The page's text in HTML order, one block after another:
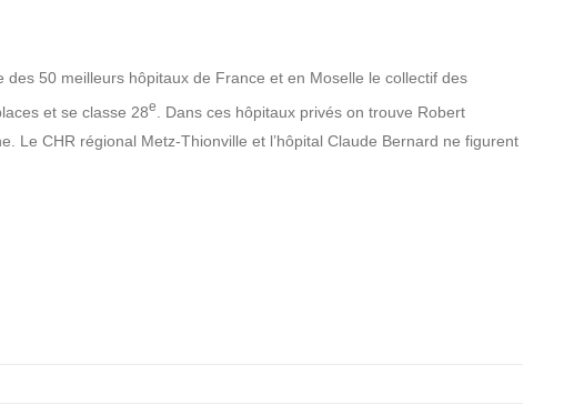
des 50 meilleurs hôpitaux de France et en Moselle le collectif des
et se classe 28e
. Dans ces hôpitaux privés on trouve Robert
Le CHR régional Metz-Thionville et l’hôpital Claude Bernard ne figurent